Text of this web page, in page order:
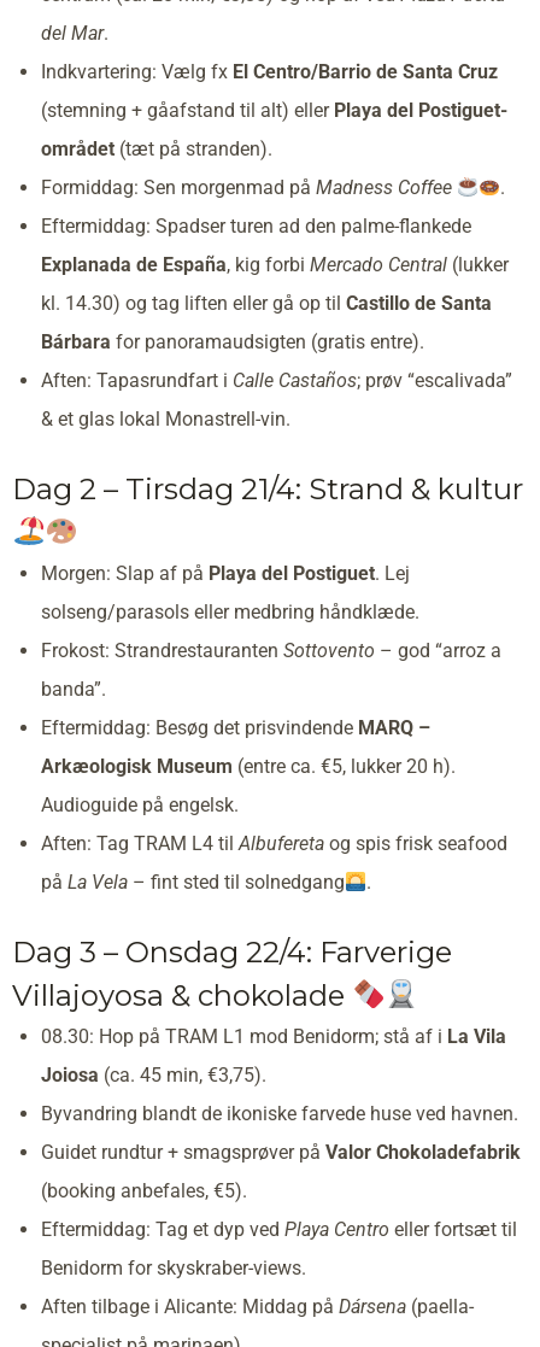
del Mar.
Indkvartering: Vælg fx El Centro/Barrio de Santa Cruz
(stemning + gåafstand til alt) eller Playa del Postiguet-
området (tæt på stranden).
Formiddag: Sen morgenmad på Madness Coffee
.
Eftermiddag: Spadser turen ad den palme-flankede
Explanada de España, kig forbi Mercado Central (lukker
kl. 14.30) og tag liften eller gå op til Castillo de Santa
Bárbara for panoramaudsigten (gratis entre).
Aften: Tapasrundfart i Calle Castaños; prøv “escalivada”
& et glas lokal Monastrell-vin.
Dag 2 – Tirsdag 21/4: Strand & kultur
Morgen: Slap af på Playa del Postiguet. Lej
solseng/parasols eller medbring håndklæde.
Frokost: Strandrestauranten Sottovento – god “arroz a
banda”.
Eftermiddag: Besøg det prisvindende MARQ –
Arkæologisk Museum (entre ca. €5, lukker 20 h).
Audioguide på engelsk.
Aften: Tag TRAM L4 tilAlbufereta og spis frisk seafood
på La Vela – fint sted til solnedgang .
Dag 3 – Onsdag 22/4: Farverige
Villajoyosa & chokolade
08.30: Hop på TRAM L1 mod Benidorm; stå af i La Vila
Joiosa (ca. 45 min, €3,75).
Byvandring blandt de ikoniske farvede huse ved havnen.
Guidet rundtur + smagsprøver på Valor Chokoladefabrik
(booking anbefales, €5).
Eftermiddag: Tag et dyp ved Playa Centro eller fortsæt til
Benidorm for skyskraber-views.
Aften tilbage i Alicante: Middag på Dársena (paella-